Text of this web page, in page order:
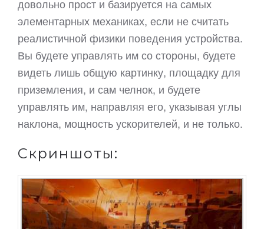
довольно прост и базируется на самых
элементарных механиках, если не считать
реалистичной физики поведения устройства.
Вы будете управлять им со стороны, будете
видеть лишь общую картинку, площадку для
приземления, и сам челнок, и будете
управлять им, направляя его, указывая углы
наклона, мощность ускорителей, и не только.
Скриншоты: